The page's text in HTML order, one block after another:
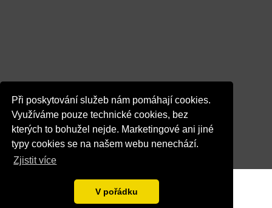
Při poskytování služeb nám pomáhají cookies.
Využíváme pouze technické cookies, bez
kterých to bohužel nejde. Marketingové ani jiné
typy cookies se na našem webu nenechází.
Zjistit více
V pořádku
© 2026 Dentalka.cz